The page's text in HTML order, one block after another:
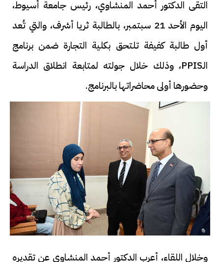
التقى الدكتور أحمد المنشاوي، رئيس جامعة أسيوط،
اليوم الأحد 21 سبتمبر، بالطالبة ثريا أشرف، والتي تُعد
أول طالبة كفيفة تلتحق بكلية التجارة ضمن برنامج
الـPPIS، وذلك خلال جولته لمتابعة انطلاق الدراسة
وحضورها أولى محاضراتها بالبرنامج.
وخلال اللقاء، أعرب الدكتور أحمد المنشاوي عن تقديره